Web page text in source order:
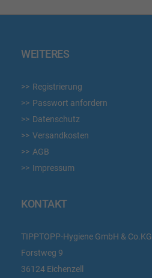
WEITERES
Registrierung
Passwort anfordern
Datenschutz
Versandkosten
AGB
Impressum
KONTAKT
TIPPTOPP-Hygiene GmbH & Co.KG
Forstweg 9
36124 Eichenzell